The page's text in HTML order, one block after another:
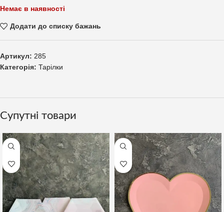
Немає в наявності
Додати до списку бажань
Артикул: 285
Категорія: Тарілки
Супутні товари